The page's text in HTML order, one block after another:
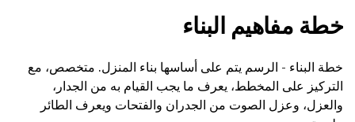
خطة مفاهيم البناء
خطة البناء - الرسم يتم على أساسها بناء المنزل. متخصص، مع
التركيز على المخطط، يعرف ما يجب القيام به من الجدار،
والعزل، وعزل الصوت من الجدران والفتحات ويعرف الطائر